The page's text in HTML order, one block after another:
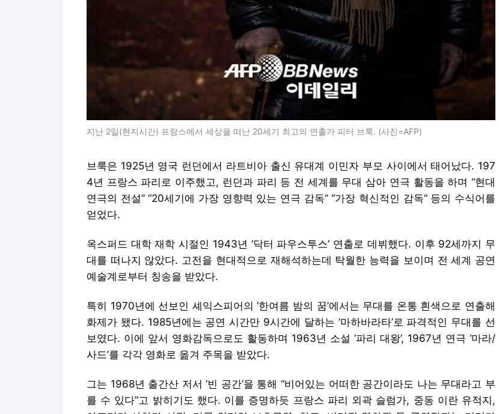
지난 2일(현지시간) 프랑스에서 세상을 떠난 20세기 최고의 연출가 피터 브룩. (사진=AFP)
브룩은 1925년 영국 런던에서 라트비아 출신 유대계 이민자 부모 사이에서 태어났다. 197
4년 프랑스 파리로 이주했고, 런던과 파리 등 전 세계를 무대 삼아 연극 활동을 하며 “현대
연극의 전설” “20세기에 가장 영향력 있는 연극 감독” “가장 혁신적인 감독” 등의 수식어를
얻었다.
옥스퍼드 대학 재학 시절인 1943년 ‘닥터 파우스투스’ 연출로 데뷔했다. 이후 92세까지 무
대를 떠나지 않았다. 고전을 현대적으로 재해석하는데 탁월한 능력을 보이며 전 세계 공연
예술계로부터 칭송을 받았다.
특히 1970년에 선보인 셰익스피어의 ‘한여름 밤의 꿈’에서는 무대를 온통 흰색으로 연출해
화제가 됐다. 1985년에는 공연 시간만 9시간에 달하는 ‘마하바라타’로 파격적인 무대를 선
보였다. 이에 앞서 영화감독으로도 활동하며 1963년 소설 ‘파리 대왕’, 1967년 연극 ‘마라/
사드’를 각각 영화로 옮겨 주목을 받았다.
그는 1968년 출간산 저서 ‘빈 공간’을 통해 “비어있는 어떠한 공간이라도 나는 무대라고 부
를 수 있다”고 밝히기도 했다. 이를 증명하듯 프랑스 파리 외곽 슬럼가, 중동 이란 유적지,